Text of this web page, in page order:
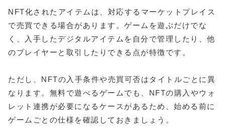
NFT化されたアイテムは、対応するマーケットプレイス
で売買できる場合があります。ゲームを遊ぶだけでな
く、入手したデジタルアイテムを自分で管理したり、他
のプレイヤーと取引したりできる点が特徴です。
ただし、NFTの入手条件や売買可否はタイトルごとに異
なります。無料で遊べるゲームでも、NFTの購入やウォ
レット連携が必要になるケースがあるため、始める前に
ゲームごとの仕様を確認しておきましょう。